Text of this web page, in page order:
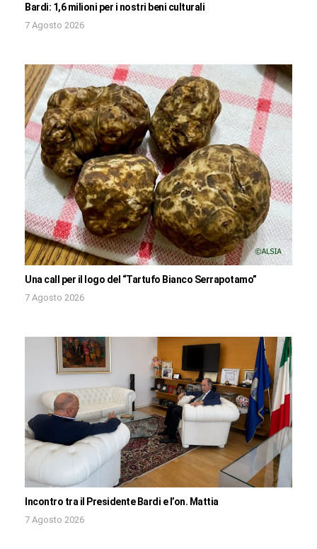
Bardi: 1,6 milioni per i nostri beni culturali
7 Agosto 2026
Una call per il logo del “Tartufo Bianco Serrapotamo”
7 Agosto 2026
Incontro tra il Presidente Bardi e l’on. Mattia
7 Agosto 2026